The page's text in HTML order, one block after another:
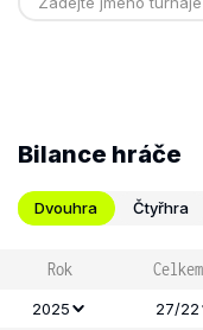
Bilance hráče
Dvouhra Čtyřhra
Rok Celkem
2025 27/22